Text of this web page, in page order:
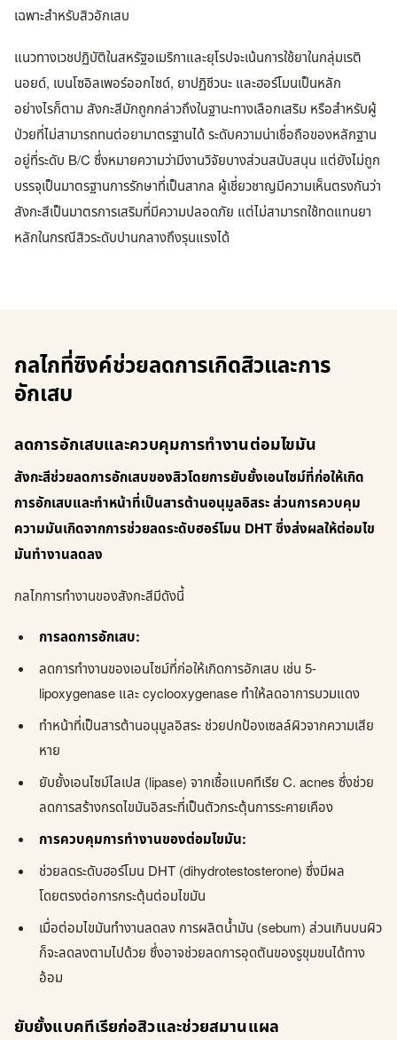
เฉพาะสำหรับสิวอักเสบ
แนวทางเวชปฏิบัติในสหรัฐอเมริกาและยุโรปจะเน้นการใช้ยาในกลุ่มเรติ
นอยด์, เบนโซอิลเพอร์ออกไซด์, ยาปฏิชีวนะ และฮอร์โมนเป็นหลัก
อย่างไรก็ตาม สังกะสีมักถูกกล่าวถึงในฐานะทางเลือกเสริม หรือสำหรับผู้
ป่วยที่ไม่สามารถทนต่อยามาตรฐานได้ ระดับความน่าเชื่อถือของหลักฐาน
อยู่ที่ระดับ B/C ซึ่งหมายความว่ามีงานวิจัยบางส่วนสนับสนุน แต่ยังไม่ถูก
บรรจุเป็นมาตรฐานการรักษาที่เป็นสากล ผู้เชี่ยวชาญมีความเห็นตรงกันว่า
สังกะสีเป็นมาตรการเสริมที่มีความปลอดภัย แต่ไม่สามารถใช้ทดแทนยา
หลักในกรณีสิวระดับปานกลางถึงรุนแรงได้
กลไกที่ซิงค์ช่วยลดการเกิดสิวและการ
อักเสบ
ลดการอักเสบและควบคุมการทำงานต่อมไขมัน
สังกะสีช่วยลดการอักเสบของสิวโดยการยับยั้งเอนไซม์ที่ก่อให้เกิด
การอักเสบและทำหน้าที่เป็นสารต้านอนุมูลอิสระ ส่วนการควบคุม
ความมันเกิดจากการช่วยลดระดับฮอร์โมน DHT ซึ่งส่งผลให้ต่อมไข
มันทำงานลดลง
กลไกการทำงานของสังกะสีมีดังนี้
การลดการอักเสบ:
ลดการทำงานของเอนไซม์ที่ก่อให้เกิดการอักเสบ เช่น 5-
lipoxygenase และ cyclooxygenase ทำให้ลดอาการบวมแดง
ทำหน้าที่เป็นสารต้านอนุมูลอิสระ ช่วยปกป้องเซลล์ผิวจากความเสีย
หาย
ยับยั้งเอนไซม์ไลเปส (lipase) จากเชื้อแบคทีเรีย C. acnes ซึ่งช่วย
ลดการสร้างกรดไขมันอิสระที่เป็นตัวกระตุ้นการระคายเคือง
การควบคุมการทำงานของต่อมไขมัน:
ช่วยลดระดับฮอร์โมน DHT (dihydrotestosterone) ซึ่งมีผล
โดยตรงต่อการกระตุ้นต่อมไขมัน
เมื่อต่อมไขมันทำงานลดลง การผลิตน้ำมัน (sebum) ส่วนเกินบนผิว
ก็จะลดลงตามไปด้วย ซึ่งอาจช่วยลดการอุดตันของรูขุมขนได้ทาง
อ้อม
ยับยั้งแบคทีเรียก่อสิวและช่วยสมานแผล